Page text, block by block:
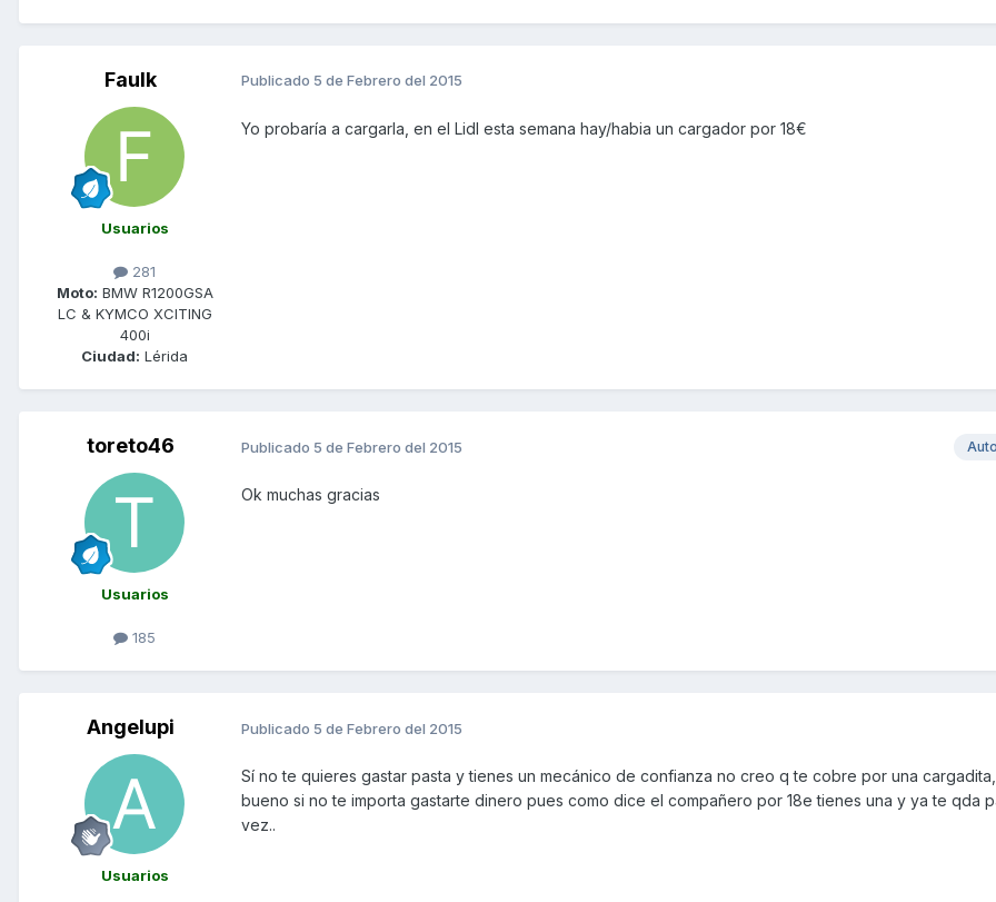
Faulk
Usuarios
281
Moto: BMW R1200GSA
LC & KYMCO XCITING
400i
Ciudad: Lérida
Publicado 5 de Febrero del 2015
Yo probaría a cargarla, en el Lidl esta semana hay/habia un cargador por 18€
toreto46
Usuarios
185
Publicado 5 de Febrero del 2015
Ok muchas gracias
Angelupi
Usuarios
Publicado 5 de Febrero del 2015
Sí no te quieres gastar pasta y tienes un mecánico de confianza no creo q te cobre por una
bueno si no te importa gastarte dinero pues como dice el compañero por 18e tienes una y ya te qda
vez..